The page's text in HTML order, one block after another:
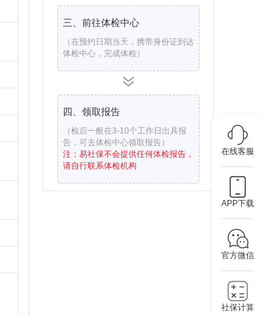
在线客服
APP下载
官方微信
社保计算
三、前往体检中心
（在预约日期当天，携带身份证到达
体检中心，完成体检）
四、领取报告
（检后一般在3-10个工作日出具报
告，可去体检中心领取报告）
注：易社保不会提供任何体检报告，
请自行联系体检机构